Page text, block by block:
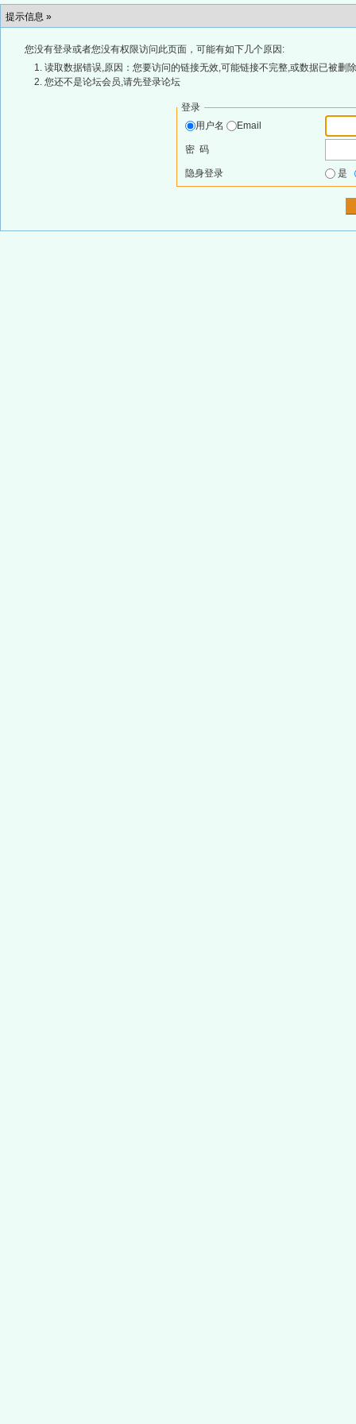
提示信息 »
您没有登录或者您没有权限访问此页面，可能有如下几个原因:
读取数据错误,原因：您要访问的链接无效,可能链接不完整,或数据已被删
您还不是论坛会员,请先登录论坛
登录
用户名
Email
密 码
隐身登录 是